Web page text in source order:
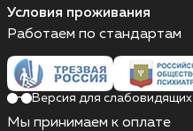
Условия проживания
Работаем по стандартам
Версия для слабовидящих
Мы принимаем к оплате